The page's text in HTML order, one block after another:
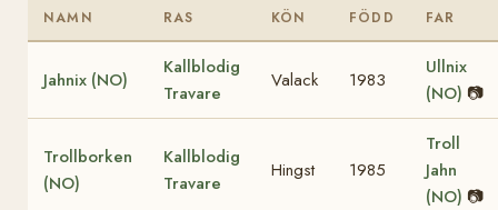
NAMN RAS KÖN FÖDD FAR
Jahnix (NO)
Kallblodig
Travare
Valack 1983
Ullnix
(NO) 📷
Trollborken
(NO)
Kallblodig
Travare
Hingst 1985
Troll
Jahn
(NO) 📷